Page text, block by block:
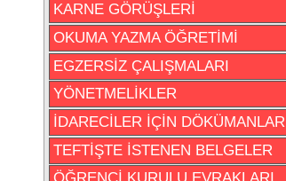
KARNE GÖRÜŞLERİ
OKUMA YAZMA ÖĞRETİMİ
EGZERSİZ ÇALIŞMALARI
YÖNETMELİKLER
İDARECİLER İÇİN DÖKÜMANLAR
TEFTİŞTE İSTENEN BELGELER